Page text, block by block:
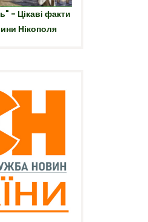
- Цікаві факти
Нікополя